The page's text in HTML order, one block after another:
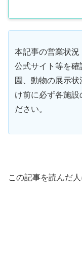
本記事の営業状況
公式サイト等を
園、動物の展示
け前に必ず各施設
ださい。
この記事を読んだ